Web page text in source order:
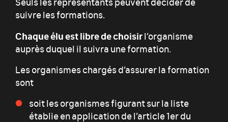
suivre les formations.
Chaque élu est libre de choisirl’organisme
auprès duquel il suivra une formation.
Les organismes chargés d’assurer la formation
sont
soit les organismes figurant sur la liste
établie en application de l’article 1er du